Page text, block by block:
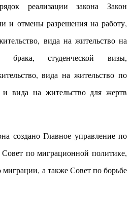
реализации закона Закон
и отмены разрешения на работу,
вида на жительство на
брака, студенческой визы,
вида на жительство по
вида на жительство для жертв
создано Главное управление по
по миграционной политике,
а также Совет по борьбе